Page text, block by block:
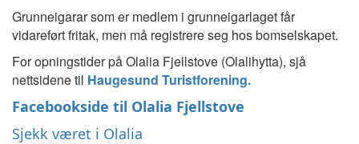
Grunneigarar som er medlem i grunneigarlaget får
vidareført fritak, men må registrere seg hos bomselskapet.
For opningstider på Olalia Fjellstove (Olalihytta), sjå
nettsidene til Haugesund Turistforening.
Facebookside til Olalia Fjellstove
Sjekk været i Olalia